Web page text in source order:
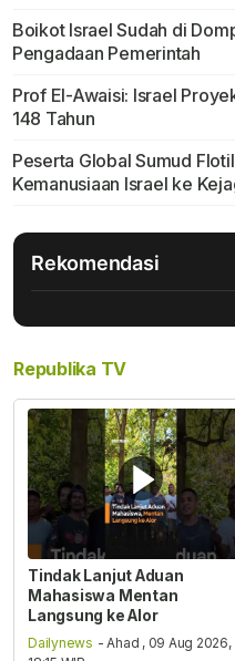
Boikot Israel Sudah di
Pengadaan Pemerintah
Prof El-Awaisi: Israel
148 Tahun
Peserta Global Sumud
Kemanusiaan Israel ke
Rekomendasi
Republika TV
Tindak Lanjut Aduan
Mahasiswa Mentan
Langsung ke Alor
Dailynews - Ahad , 09 Aug 2026,